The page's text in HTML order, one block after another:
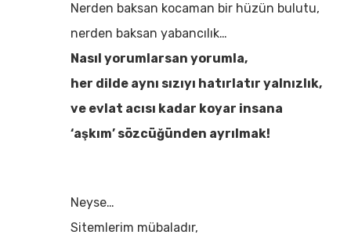
Nerden baksan kocaman bir hüzün bulutu,
nerden baksan yabancılık…
Nasıl yorumlarsan yorumla,
her dilde aynı sızıyı hatırlatır yalnızlık,
ve evlat acısı kadar koyar insana
‘aşkım’ sözcüğünden ayrılmak!
Neyse…
Sitemlerim mübaladır,